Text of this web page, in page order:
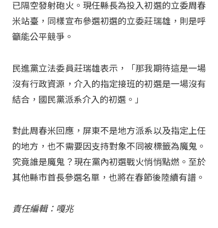
已隔空發射砲火。現任縣長為投入初選的立委周春
米站臺，同樣宣布參選初選的立委莊瑞雄，則是呼
籲能公平競爭。
民進黨立法委員莊瑞雄表示，「那我期待這是一場
沒有行政資源，介入的指定接班的初選是一場沒有
結合，國民黨派系介入的初選。」
對此周春米回應，屏東不是地方派系以及指定上任
的地方，也不需要因支持對象不同被標籤為魔鬼。
究竟誰是魔鬼？現在黨內初選戰火悄悄點燃。至於
其他縣市首長參選名單，也將在春節後陸續有譜。
責任編輯：嘎兆